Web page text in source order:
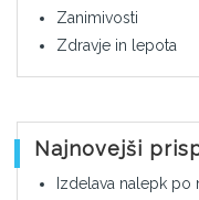
Zanimivosti
Zdravje in lepota
Najnovejši
Izdelava nalepk